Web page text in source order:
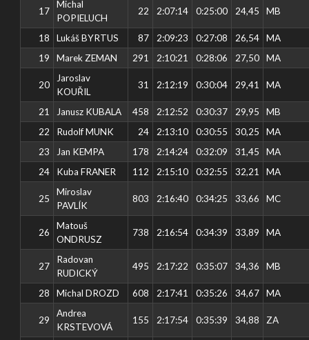
17
Michal
POPIELUCH
22 2:07:14 0:25:00 24,45 MB
18 Lukáš BYRTUS 87 2:09:23 0:27:08 26,54
MA
19
Marek ZEMAN 291 2:10:21 0:28:06 27,50 MA
20
Jaroslav
KOUŘIL
31 2:12:19 0:30:04 29,41 MA
21 Janusz KUBALA 458 2:12:52 0:30:37 29,95
MB
22
Rudolf MUNK 24 2:13:10 0:30:55 30,25
MA
23
Jan KEMPA 178 2:14:24 0:32:09 31,45
MA
24
Kuba FRANER 112 2:15:10 0:32:55 32,21 MA
25
Miroslav
PAVLÍK
803 2:16:40 0:34:25 33,66 MC
26
Matouš
ONDRUSZ
738 2:16:54 0:34:39 33,89 MA
27
Radovan
RUDICKÝ
495 2:17:22 0:35:07 34,36 MB
28 Michal DROZD 608 2:17:41 0:35:26 34,67 MA
29
Andrea
KRSTEVOVÁ
155 2:17:54 0:35:39 34,88 ZA